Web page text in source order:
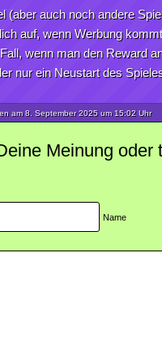
(aber auch noch andere
auf, wenn Werbung
wenn man den Reward
nur ein Neustart des
am 8. September2025um 15:02 Uhr
Meinung oder
Name